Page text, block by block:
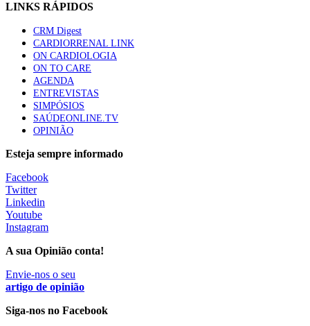
mama triplo negativo metastático em doentes não
elegíveis para inibidores PD-(L)1
61 visualizações
Especialistas defendem mais potássio na alimentação
para ajudar a controlar a hipertensão
57 visualizações
MAIS NOTÍCIAS
LINKS RÁPIDOS
CRM Digest
CARDIORRENAL LINK
ON CARDIOLOGIA
ON TO CARE
AGENDA
ENTREVISTAS
SIMPÓSIOS
SAÚDEONLINE.TV
OPINIÃO
Esteja sempre informado
Facebook
Twitter
Linkedin
Youtube
Instagram
A sua Opinião conta!
Envie-nos o seu
artigo de opinião
Siga-nos no Facebook